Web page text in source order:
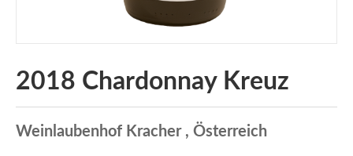
2018 Chardonnay Kreuz
Weinlaubenhof Kracher , Österreich